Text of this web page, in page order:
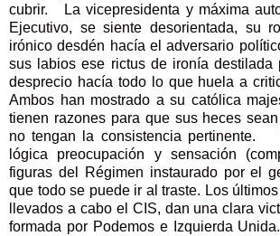
cubrir. La vicepresidenta y máxima
Ejecutivo, se siente desorientada, su
irónico desdén hacía el adversario
sus labios ese rictus de ironía destilada
desprecio hacía todo lo que huela a
Ambos han mostrado a su católica
tienen razones para que sus heces
no tengan la consistencia pertinente.
lógica preocupación y sensación
figuras del Régimen instaurado por el
que todo se puede ir al traste. Los
llevados a cabo el CIS, dan una clara
formada por Podemos e Izquierda